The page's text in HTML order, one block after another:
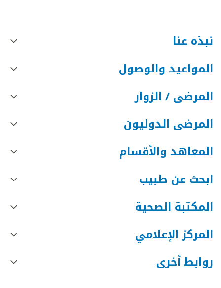
نبذه عنا
المواعيد والوصول
المرضى / الزوار
المرضى الدوليون
المعاهد والأقسام
ابحث عن طبيب
المكتبة الصحية
المركز الإعلامي
روابط أخرى